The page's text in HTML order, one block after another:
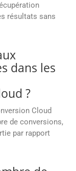
résultats sans
dans les
?
Cloud
de conversions,
par rapport